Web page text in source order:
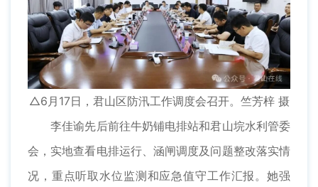
△6月17日，君山区防汛工作调度会召开。竺芳梓 摄
李佳谕先后前往牛奶铺电排站和君山垸水利管委
会，实地查看电排运行、涵闸调度及问题整改落实情
况，重点听取水位监测和应急值守工作汇报。她强